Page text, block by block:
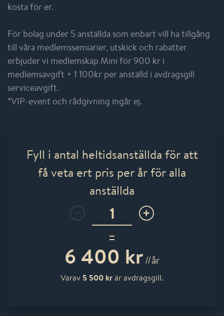
kosta för er.
För bolag under 5 anställda som enbart vill ha tillgång
till våra medlemssemiarier, utskick och rabatter
erbjuder vi medlemskap Mini för 900 kr i
medlemsavgift + 1 100kr per anställd i avdragsgill
serviceavgift.
*VIP-event och rådgivning ingår ej.
Fyll i antal heltidsanställda för att
få veta ert pris per år för alla
anställda
=
6 400 kr //år
Varav 5 500 krär avdragsgill.